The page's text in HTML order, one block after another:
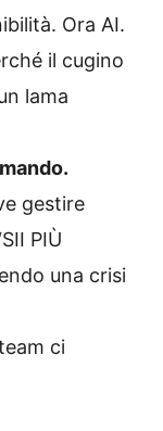
Ora AI.
il cugino
lama
gestire
PIÙ
una crisi
ci